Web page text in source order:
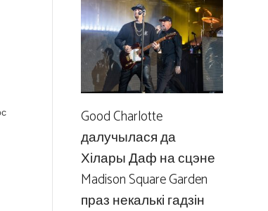
Good Charlotte
далучылася да
Хілары Даф на сцэне
Madison Square Garden
праз некалькі гадзін